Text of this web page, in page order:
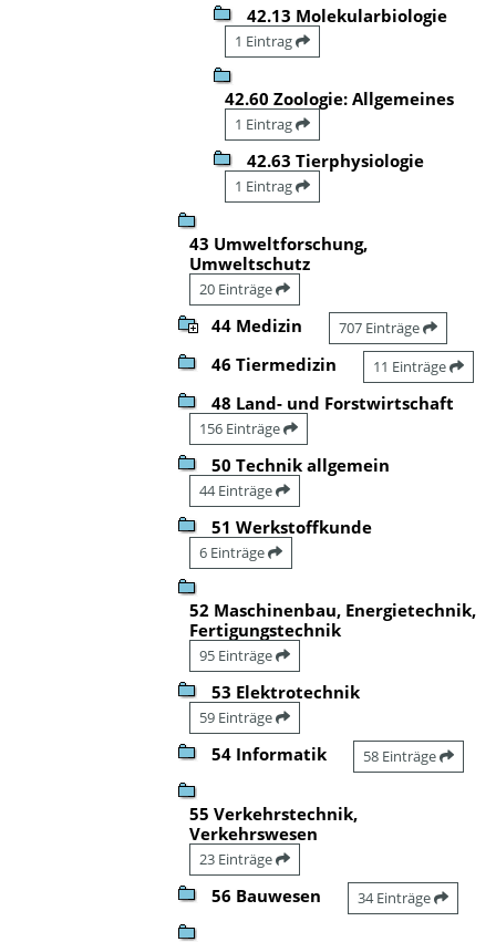
42.13 Molekularbiologie
1 Eintrag
42.60 Zoologie: Allgemeines
1 Eintrag
42.63 Tierphysiologie
1 Eintrag
43 Umweltforschung,
Umweltschutz
20 Einträge
44 Medizin 707 Einträge
46 Tiermedizin 11 Einträge
48 Land- und Forstwirtschaft
156 Einträge
50 Technik allgemein
44 Einträge
51 Werkstoffkunde
6 Einträge
52 Maschinenbau, Energietechnik,
Fertigungstechnik
95 Einträge
53 Elektrotechnik
59 Einträge
54 Informatik 58 Einträge
55 Verkehrstechnik,
Verkehrswesen
23 Einträge
56 Bauwesen 34 Einträge